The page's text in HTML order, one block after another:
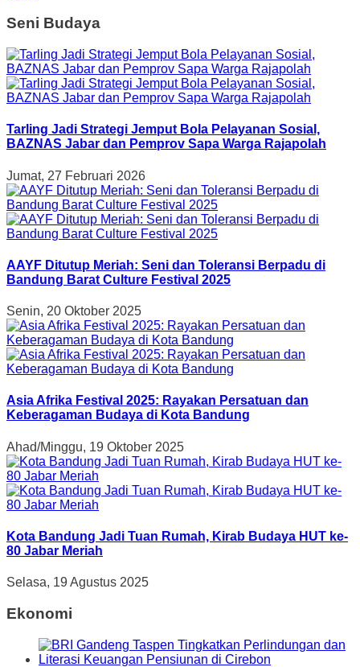
Seni Budaya
Tarling Jadi Strategi Jemput Bola Pelayanan Sosial,
BAZNAS Jabar dan Pemprov Sapa Warga Rajapolah
Jumat, 27 Februari 2026
AAYF Ditutup Meriah: Seni dan Toleransi Berpadu di
Bandung Barat Culture Festival 2025
Senin, 20 Oktober 2025
Asia Afrika Festival 2025: Rayakan Persatuan dan
Keberagaman Budaya di Kota Bandung
Ahad/Minggu, 19 Oktober 2025
Kota Bandung Jadi Tuan Rumah, Kirab Budaya HUT ke-
80 Jabar Meriah
Selasa, 19 Agustus 2025
Ekonomi